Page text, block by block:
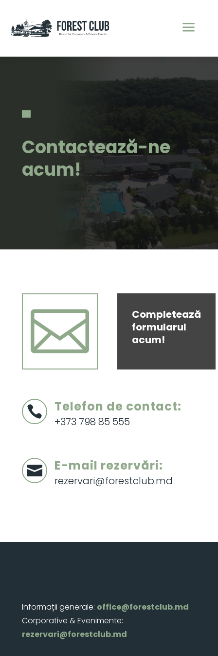
a
Contactează-ne
acum!

Completează
formularul
acum!
 Telefon de contact:
+373 798 85 555
 E-mail rezervări:
rezervari@forestclub.md
Informații generale: office@forestclub.md
Corporative & Evenimente:
rezervari@forestclub.md